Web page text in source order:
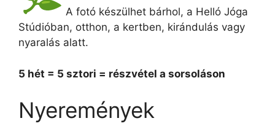
A fotó készülhet bárhol, a Helló Jóga
Stúdióban, otthon, a kertben, kirándulás vagy
nyaralás alatt.
5 hét = 5 sztori = részvétel a sorsoláson
Nyeremények